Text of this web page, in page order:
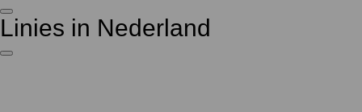
Ga
direct
de
Linies in Nederland